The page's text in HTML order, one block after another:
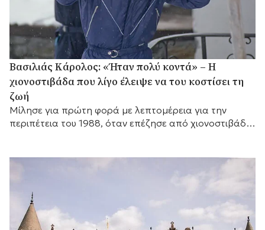
Βασιλιάς Κάρολος: «Ήταν πολύ κοντά» – Η
χιονοστιβάδα που λίγο έλειψε να του κοστίσει τη
ζωή
Μίλησε για πρώτη φορά με λεπτομέρεια για την
περιπέτεια του 1988, όταν επέζησε από χιονοστιβάδα